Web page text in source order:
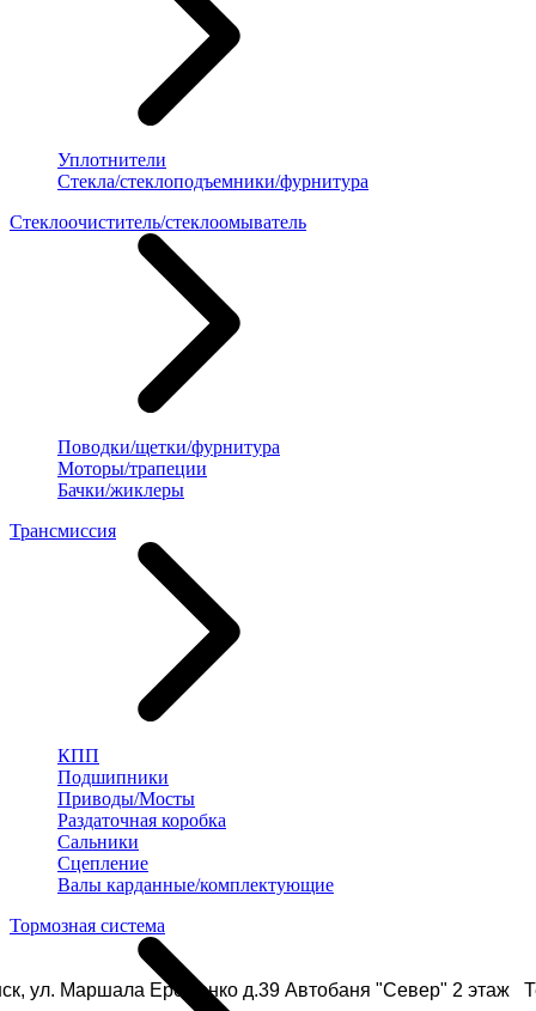
ул. Маршала Еременко д.39 Автобаня "Север" 2 этаж
Уплотнители
Стекла/стеклоподъемники/фурнитура
Стеклоочиститель/стеклоомыватель
Поводки/щетки/фурнитура
Моторы/трапеции
Бачки/жиклеры
Трансмиссия
КПП
Подшипники
Приводы/Мосты
Раздаточная коробка
Сальники
Сцепление
Валы карданные/комплектующие
Тормозная система